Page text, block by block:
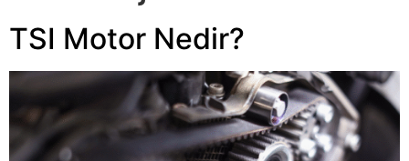
TSI Motor Nedir?